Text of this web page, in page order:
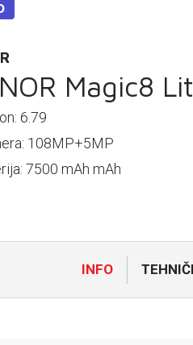
Magic8
6.79
108MP+5MP
7500 mAh mAh
INFO